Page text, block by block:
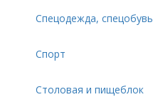
Спецодежда, спецобувь
Спорт
Столовая и пищеблок